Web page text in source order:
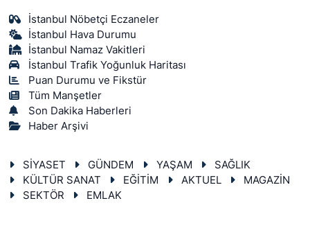
İstanbul Nöbetçi Eczaneler
İstanbul Hava Durumu
İstanbul Namaz Vakitleri
İstanbul Trafik Yoğunluk Haritası
Puan Durumu ve Fikstür
Tüm Manşetler
Son Dakika Haberleri
Haber Arşivi
SİYASET GÜNDEM YAŞAM
SAĞLIK
KÜLTÜR SANAT
EĞİTİM AKTUEL
MAGAZİN
SEKTÖR
EMLAK